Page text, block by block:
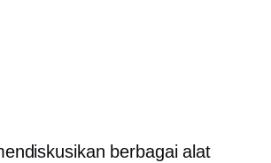
berbagai alat